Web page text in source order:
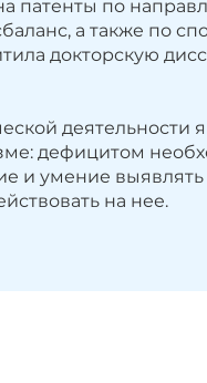
патенты по
а также по
докторскую
дефицитом
и умение
на нее.